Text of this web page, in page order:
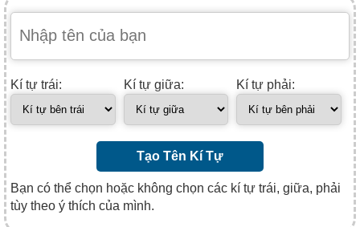
Kí tự trái: Kí tự giữa: Kí tự phải:
Tạo Tên Kí Tự
Bạn có thể chọn hoặc không chọn các kí tự trái, giữa, phải
tùy theo ý thích của mình.